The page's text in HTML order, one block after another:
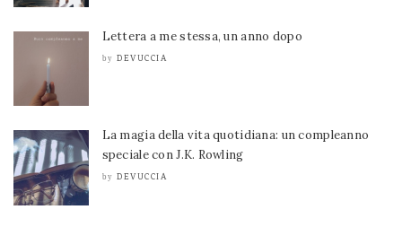
Lettera a me stessa, un anno dopo
by DEVUCCIA
La magia della vita quotidiana: un compleanno
speciale con J.K. Rowling
by DEVUCCIA